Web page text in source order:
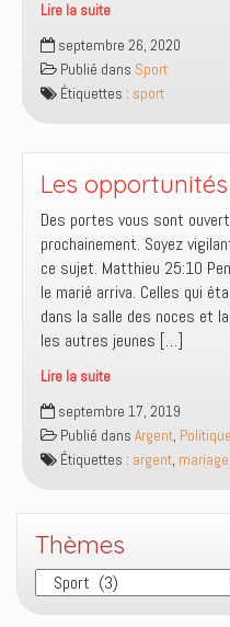
Lire la suite
Est-
ce
trop
mondain
jouer
et
faire
du
sport
?
septembre 26, 2020
Publié dans Sport
Étiquettes : sport
Les
Des portes vous sont
prochainement. Soyez
ce sujet. Matthieu 25:10
le marié arriva. Celles qui
dans la salle des noces et
les autres jeunes […]
Lire la suite
Les
opportunités
sont
temporaires
septembre 17, 2019
Publié dans Argent, Politique
Étiquettes : argent, mariage
Thèmes
Thèmes